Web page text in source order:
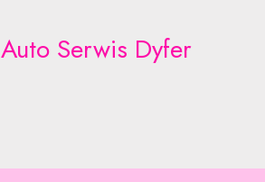
Auto Serwis Dyfer